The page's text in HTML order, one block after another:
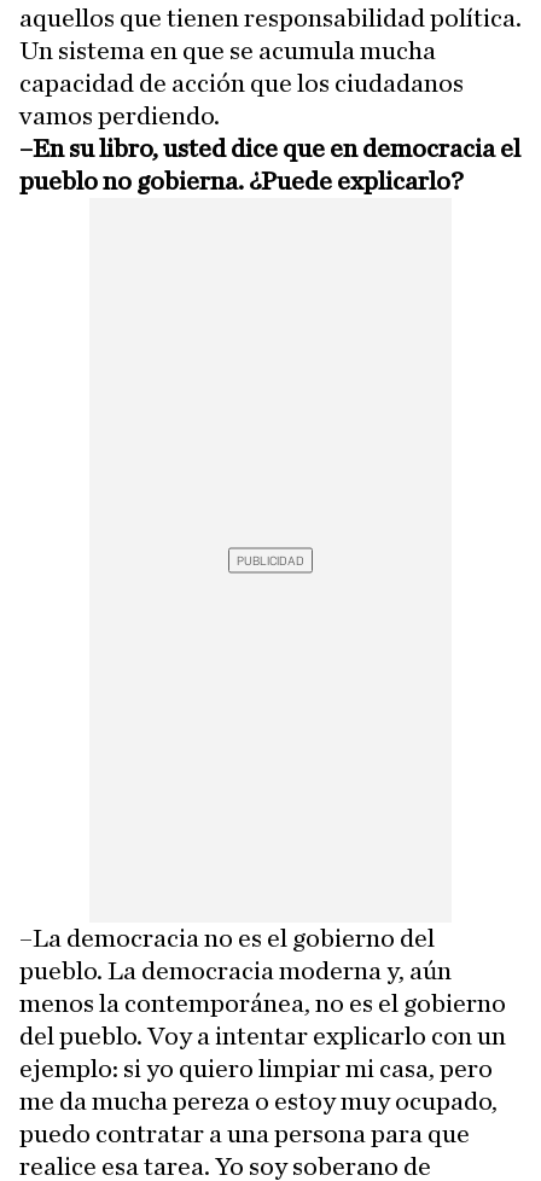
aquellos que tienen responsabilidad política.
Un sistema en que se acumula mucha
capacidad de acción que los ciudadanos
vamos perdiendo.
–En su libro, usted dice que en democracia el
pueblo no gobierna. ¿Puede explicarlo?
–La democracia no es el gobierno del
pueblo. La democracia moderna y, aún
menos la contemporánea, no es el gobierno
del pueblo. Voy a intentar explicarlo con un
ejemplo: si yo quiero limpiar mi casa, pero
me da mucha pereza o estoy muy ocupado,
puedo contratar a una persona para que
realice esa tarea. Yo soy soberano de